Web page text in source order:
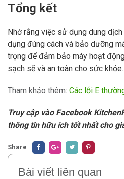
Tổng kết
Nhớ rằng việc sử dụng dung
dụng đúng cách và bảo dưỡng
trọng để đảm bảo máy hoạt
sạch sẽ và an toàn cho sức khỏe.
Tham khảo thêm: Các lỗi E
Truy cập vào Facebook
thông tin hữu ích tốt nhất cho
Share:
Bài viết liên quan